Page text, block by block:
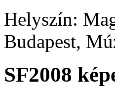
Helyszín:
Budapest,
SF2008